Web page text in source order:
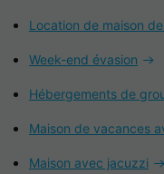
Location de maison
Week-end évasion
Hébergements de
Maison de vacances
Maison avec jacuzzi